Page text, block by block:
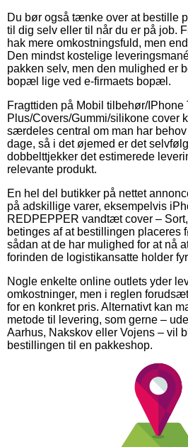
Du bør også tænke over at bestille
til dig selv eller til når du er på job.
hak mere omkostningsfuld, men
Den mindst kostelige
pakken selv, men den mulighed er
bopæl lige ved e-firmaets bopæl.
Fragttiden på Mobil tilbehør/IPhone
Plus/Covers/Gummi/silikone cover
særdeles central om man har
dage, så i det øjemed er det
dobbelttjekker det estimerede
relevante produkt.
En hel del butikker på nettet
på adskillige varer, eksempelvis
REDPEPPER vandtæt cover –
betinges af at bestillingen placeres
sådan at de har mulighed for at nå
forinden de logistikansatte holder
Nogle enkelte online outlets yder
omkostninger, men i reglen
for en konkret pris. Alternativt kan
metode til levering, som gerne –
Aarhus, Nakskov eller Vojens – vil
bestillingen til en pakkeshop.